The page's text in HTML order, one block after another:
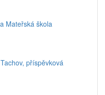
Mateřská škola
příspěvková